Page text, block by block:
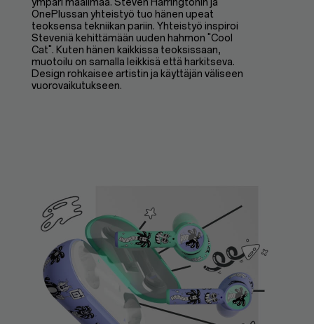
OnePlussan yhteistyö tuo hänen upeat
teoksensa tekniikan pariin. Yhteistyö inspiroi
Steveniä kehittämään uuden hahmon "Cool
Cat". Kuten hänen kaikkissa teoksissaan,
muotoilu on samalla leikkisä että harkitseva.
Design rohkaisee artistin ja käyttäjän väliseen
vuorovaikutukseen.